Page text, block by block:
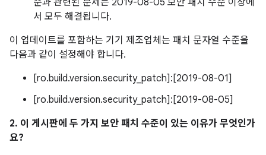
준과 관련된 문제는 2019-08-05 보안 패치 수준 이상에
서 모두 해결됩니다.
이 업데이트를 포함하는 기기 제조업체는 패치 문자열 수준을
다음과 같이 설정해야 합니다.
[ro.build.version.security_patch]:[2019-08-01]
[ro.build.version.security_patch]:[2019-08-05]
2. 이 게시판에 두 가지 보안 패치 수준이 있는 이유가 무엇인가
요?